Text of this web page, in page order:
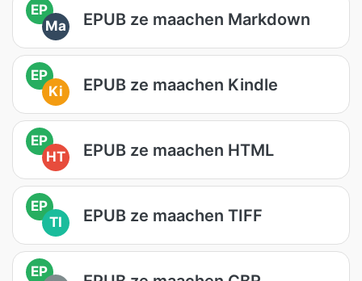
EP
Ma
EPUB ze maachen Markdown
EP
Ki
EPUB ze maachen Kindle
EP
HT
EPUB ze maachen HTML
EP
TI
EPUB ze maachen TIFF
EP